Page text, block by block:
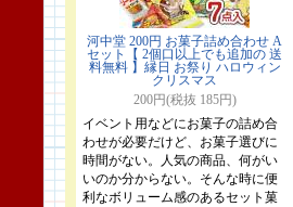
河中堂 200円 お菓子詰め合わせ A
セット【 2個口以上でも追加の 送
料無料 】縁日 お祭り ハロウィン
クリスマス
200円(税抜 185円)
イベント用などにお菓子の詰め合
わせが必要だけど、お菓子選びに
時間がない。人気の商品、何がい
いのか分からない。そんな時に便
利なボリューム感のあるセット菓